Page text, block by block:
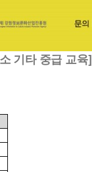
기타 중급 교육]